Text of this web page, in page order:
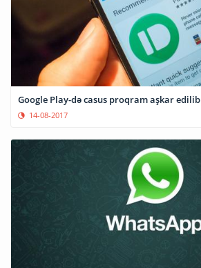
Google Play-də casus proqram aşkar edilib
14-08-2017